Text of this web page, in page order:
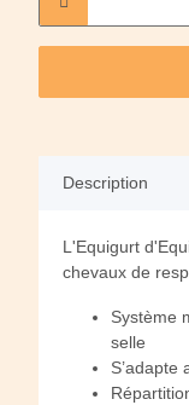
Description
L'Equigurt
chevaux de
Système
selle
S’adapte